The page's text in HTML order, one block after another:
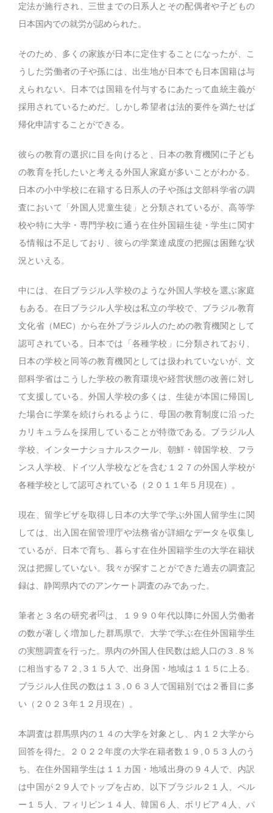
定法が施行され、三世までの日系人とその配偶者や子どもの
日本国内での就労が認められた。
そのため、多くの家族が日本に定住することになったが、こ
うした労働者の子や孫には、出生地が日本でも日本国籍は与
えられない。日本では国籍を付与するにあたって血統主義が
採用されているためだ。しかし希望者は法的要件を満たせば
帰化申請することができる。
彼らの教育の選択に目を向けると、日本の教育機関に子ども
の教育を托したいと考える外国人家庭が多いことがわかる。
日本の小中学校に在籍する日系人の子や孫は文部科学省の調
査において「外国人児童生徒」と分類されているが、高等学
校や特に大学・専門学校に通う在住外国籍生徒・学生に関す
る情報は不足しており、彼らの学業達成度の把握は困難な状
況といえる。
中には、在日ブラジル人学校のような外国人学校を選ぶ家庭
もある。在日ブラジル人学校は私立の学校で、ブラジル教育
文化省（MEC）から在外ブラジル人のための教育機関として
認可されている。日本では「各種学校」に分類されており、
日本の学校と同等の教育機関としては扱われていないが、文
部科学省はこうした学校の教育環境や経営状態の改善に対し
て支援している。外国人学校の多くは、生徒が本国に帰国し
た場合に学業を続けられるように、母国の教育制度に沿った
カリキュラムを採用していることが特徴である。ブラジル人
学校、インターナショナルスクール、朝鮮・韓国学校、フラ
ンス人学校、ドイツ人学校などを含む１２７の外国人学校が
各種学校として認可されている（２０１１年５月現在）。
現在、留学ビザを取得し日本の大学で学ぶ外国人留学生に関
しては、出入国在留管理庁や法務省が詳細なデータを収集し
ているが、日本で育ち、暮らす在住外国籍学生の大学在籍状
況は把握していない。我々が探すことができた過去の調査記
録は、静岡県内でのアンケート調査のみであった。
筆者と３名の研究者[2]は、１９９０年代以降に外国人労働者
の数が著しく増加した群馬県で、大学で学ぶ在住外国籍学生
の実態調査を行った。県内の外国人住民数は総人口の３.８％
に相当する７２,３１５人で、出身国・地域は１１５に上る。
ブラジル人住民の数は１３,０６３人で国籍別では２番目に多
い（２０２３年１２月現在）。
本調査は群馬県内の１４の大学を対象とし、内１２大学から
回答を得た。２０２２年度の大学在籍者数１９,０５３人のう
ち、在住外国籍学生は１１カ国・地域出身の９４人で、内訳
は中国が２９人でトップを占め、以下ブラジル２１人、ペル
ー１５人、フィリピン１４人、韓国６人、ボリビア４人、パ